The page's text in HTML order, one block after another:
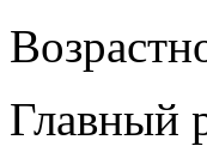
Главный